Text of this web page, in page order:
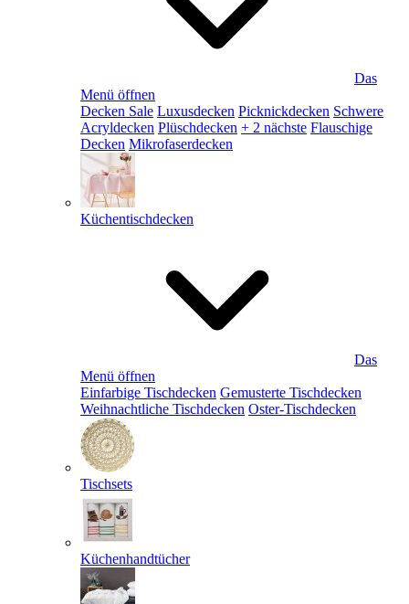
Das
Menü öffnen
Decken Sale Luxusdecken Picknickdecken Schwere
Acryldecken Plüschdecken + 2 nächste Flauschige
Decken Mikrofaserdecken
Küchentischdecken
Das
Menü öffnen
Einfarbige Tischdecken Gemusterte Tischdecken
Weihnachtliche Tischdecken Oster-Tischdecken
Tischsets
Küchenhandtücher